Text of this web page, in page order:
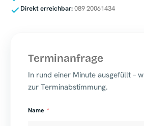
Direkt erreichbar:089 20061434
Terminanfrage
In rund einer Minute ausgefüllt –
zur Terminabstimmung.
Name